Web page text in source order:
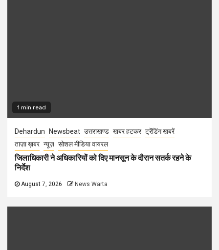
1 min read
Dehardun Newsbeat उत्तराखण्ड खबर हटकर ट्रेंडिंग खबरें
ताज़ा ख़बर न्यूज़ सोशल मीडिया वायरल
जिलाधिकारी ने अधिकारियों को दिए मानसून के दौरान सतर्क रहने के
निर्देश
August 7, 2026 News Warta